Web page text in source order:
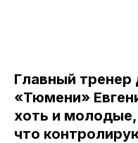
Главный тренер
«Тюмени»
хоть и
что